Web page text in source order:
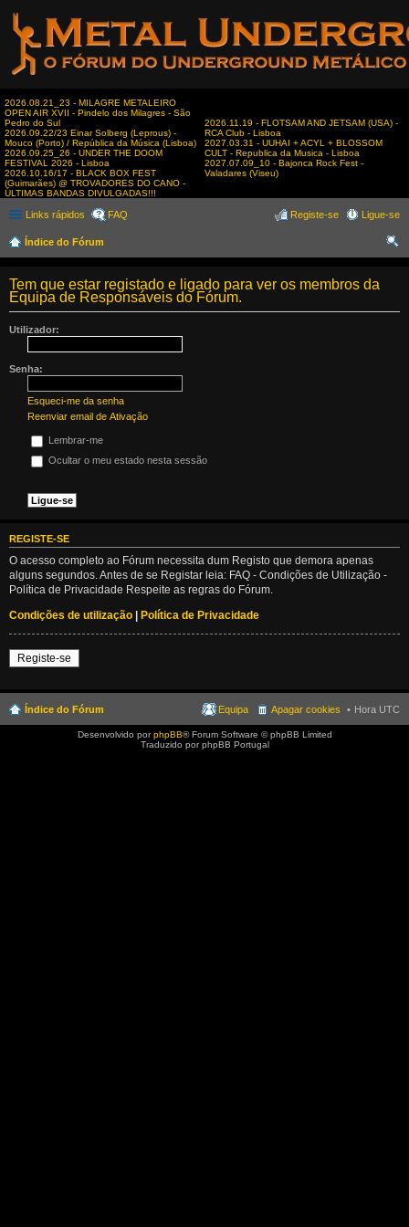
2026.08.21_23 - MILAGRE METALEIRO
OPEN AIR XVII - Pindelo dos Milagres - São
Pedro do Sul
2026.09.22/23 Einar Solberg (Leprous) -
Mouco (Porto) / República da Música (Lisboa)
2026.09.25_26 - UNDER THE DOOM
FESTIVAL 2026 - Lisboa
2026.10.16/17 - BLACK BOX FEST
(Guimarães) @ TROVADORES DO CANO -
ÚLTIMAS BANDAS DIVULGADAS!!!
2026.11.19 - FLOTSAM AND JETSAM (USA) -
RCA Club - Lisboa
2027.03.31 - UUHAI + ACYL + BLOSSOM
CULT - Republica da Musica - Lisboa
2027.07.09_10 - Bajonca Rock Fest -
Valadares (Viseu)
Links rápidos FAQ Ligue-se
Registe-se
Índice do Fórum
Tem que estar registado e ligado para ver os membros da
Equipa de Responsáveis do Fórum.
Utilizador:
Senha:
Esqueci-me da senha
Reenviar email de Ativação
Lembrar-me
Ocultar o meu estado nesta sessão
REGISTE-SE
O acesso completo ao Fórum necessita dum Registo que demora apenas
alguns segundos. Antes de se Registar leia: FAQ - Condições de Utilização -
Política de Privacidade Respeite as regras do Fórum.
Condições de utilização | Política de Privacidade
Registe-se
Índice do Fórum Hora UTC
Apagar cookies
Equipa
Desenvolvido porphpBB® Forum Software © phpBB Limited
Traduzido por phpBB Portugal